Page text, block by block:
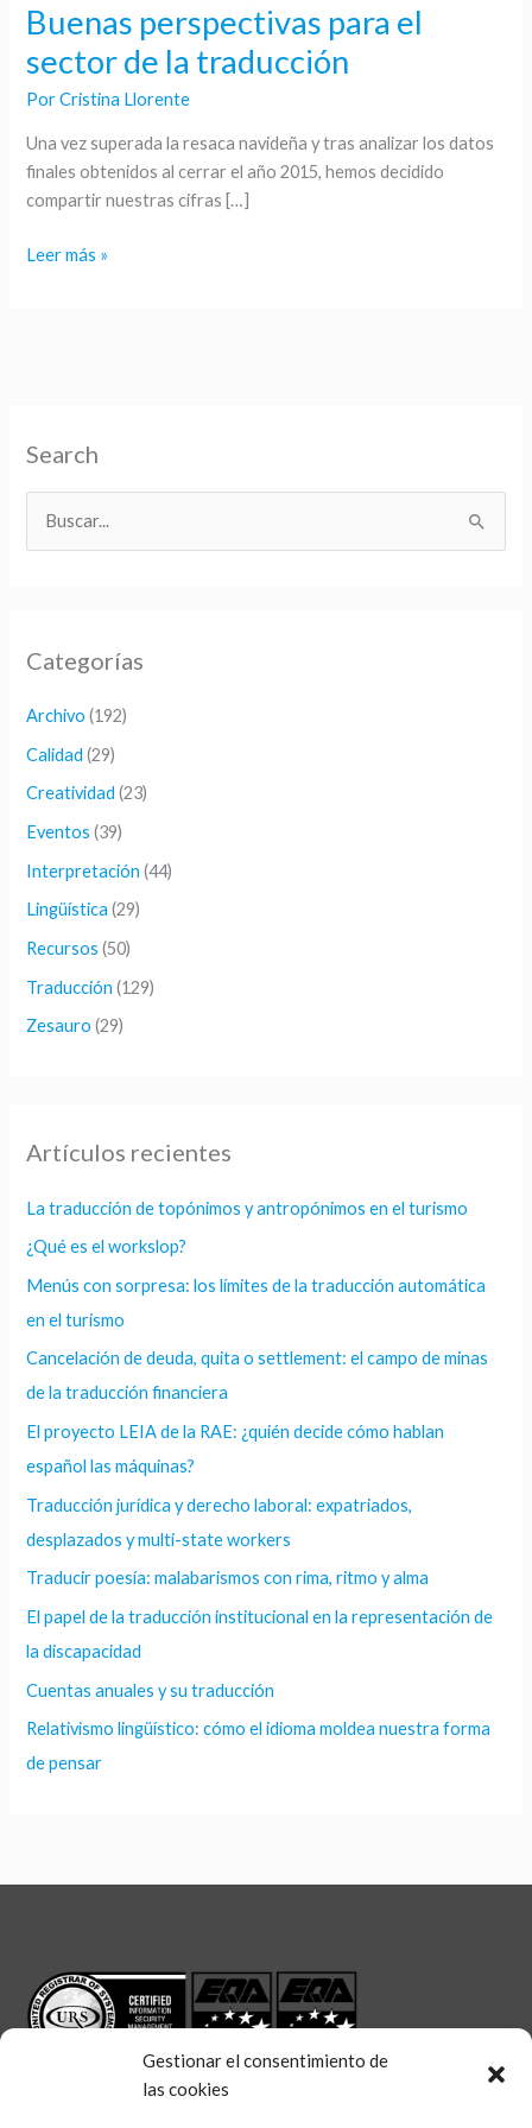
Gestionar el consentimiento de
las cookies
Buenas perspectivas para el
sector de la traducción
PorCristina Llorente
Una vez superada la resaca navideña y tras analizar los datos
finales obtenidos al cerrar el año 2015, hemos decidido
compartir nuestras cifras […]
Buenas
para
el
traducción
Leer más »
Search
a
o
r
:
Categorías
Archivo (192)
Calidad (29)
Creatividad (23)
Eventos (39)
Interpretación (44)
Lingüística (29)
Recursos (50)
Traducción (129)
Zesauro (29)
Artículos recientes
La traducción de topónimos y antropónimos en el turismo
¿Qué es el workslop?
Menús con sorpresa: los límites de la traducción automática
en el turismo
Cancelación de deuda, quita o settlement: el campo de minas
de la traducción financiera
El proyecto LEIA de la RAE: ¿quién decide cómo hablan
español las máquinas?
Traducción jurídica y derecho laboral: expatriados,
desplazados y multi-state workers
Traducir poesía: malabarismos con rima, ritmo y alma
El papel de la traducción institucional en la representación de
la discapacidad
Cuentas anuales y su traducción
Relativismo lingüístico: cómo el idioma moldea nuestra forma
de pensar